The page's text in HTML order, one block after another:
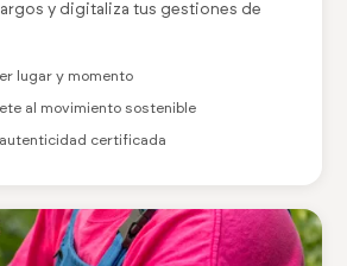
y digitaliza tus gestiones de
lugar y momento
al movimiento sostenible
certificada